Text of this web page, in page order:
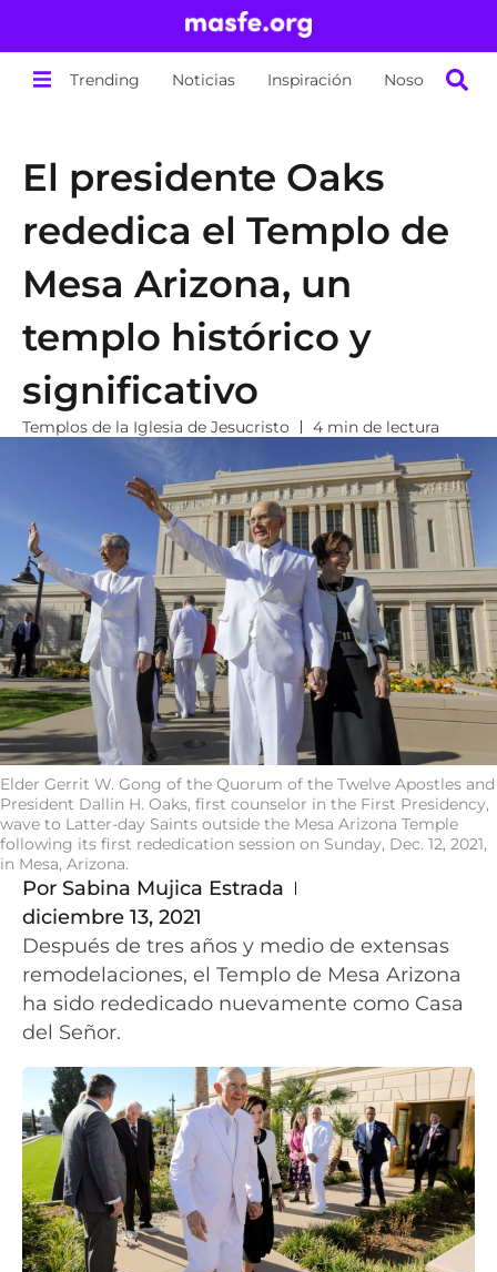
Trending Noticias Inspiración Nosotros
El presidente Oaks
rededica el Templo de
Mesa Arizona, un
templo histórico y
significativo
Templos de la Iglesia de Jesucristo 4 min de lectura
Elder Gerrit W. Gong of the Quorum of the Twelve Apostles and
President Dallin H. Oaks, first counselor in the First Presidency,
wave to Latter-day Saints outside the Mesa Arizona Temple
following its first rededication session on Sunday, Dec. 12, 2021,
in Mesa, Arizona.
Por Sabina Mujica Estrada
diciembre 13, 2021
Después de tres años y medio de extensas
remodelaciones, el Templo de Mesa Arizona
ha sido rededicado nuevamente como Casa
del Señor.